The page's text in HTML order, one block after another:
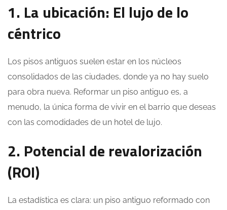
1. La ubicación: El lujo de lo
céntrico
Los pisos antiguos suelen estar en los núcleos
consolidados de las ciudades, donde ya no hay suelo
para obra nueva. Reformar un piso antiguo es, a
menudo, la única forma de vivir en el barrio que deseas
con las comodidades de un hotel de lujo.
2. Potencial de revalorización
(ROI)
La estadística es clara: un piso antiguo reformado con